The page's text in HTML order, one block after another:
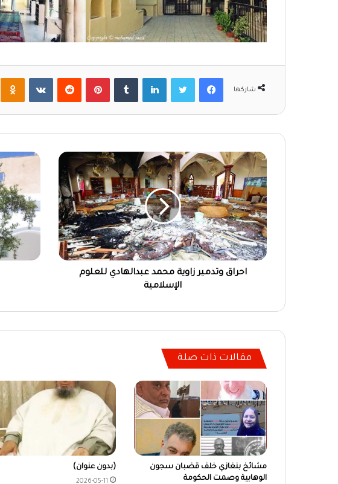
شاركها
فيسبوك لينكدإن بينتيريست
احراق وتدمير زاوية محمد عبدالهادي للعلوم
الإسلامية
مقالات ذات صلة
مشائخ بنغازي خلف قضبان سجون
الوهابية وصمت الحكومة
(بدون عنوان)
2026-05-11